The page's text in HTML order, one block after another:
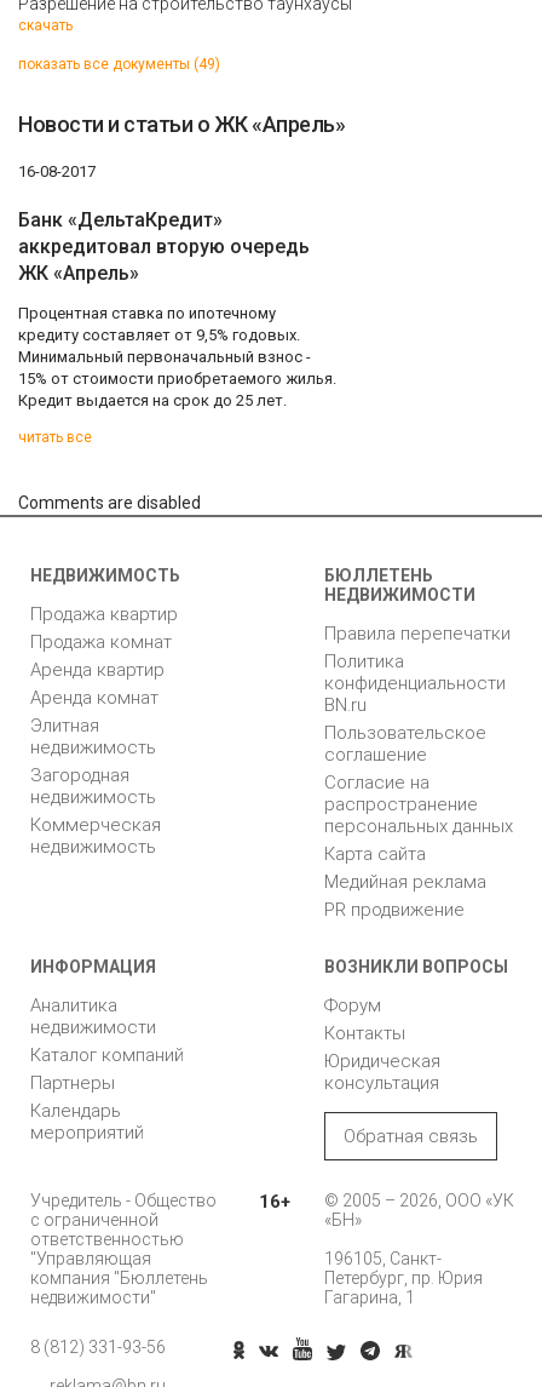
скачать
показать все документы (49)
Новости и статьи о ЖК «Апрель»
16-08-2017
Банк «ДельтаКредит»
аккредитовал вторую очередь
ЖК «Апрель»
Процентная ставка по ипотечному
кредиту составляет от 9,5% годовых.
Минимальный первоначальный взнос -
15% от стоимости приобретаемого жилья.
Кредит выдается на срок до 25 лет.
читать все
Comments are disabled
НЕДВИЖИМОСТЬ
Продажа квартир
Продажа комнат
Аренда квартир
Аренда комнат
Элитная
недвижимость
Загородная
недвижимость
Коммерческая
недвижимость
БЮЛЛЕТЕНЬ
НЕДВИЖИМОСТИ
Правила перепечатки
Политика
конфиденциальности
BN.ru
Пользовательское
соглашение
Согласие на
распространение
персональных данных
Карта сайта
Медийная реклама
PR продвижение
ИНФОРМАЦИЯ
Аналитика
недвижимости
Каталог компаний
Партнеры
Календарь
мероприятий
ВОЗНИКЛИ ВОПРОСЫ
Форум
Контакты
Юридическая
консультация
Обратная связь
Учредитель - Общество
с ограниченной
ответственностью
"Управляющая
компания "Бюллетень
недвижимости"
16+
© 2005 – 2026, ООО «УК
«БН»
196105, Санкт-
Петербург, пр. Юрия
Гагарина, 1
8 (812) 331-93-56